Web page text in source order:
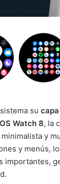
su
Watch 8, la
y
y menús,
importantes,